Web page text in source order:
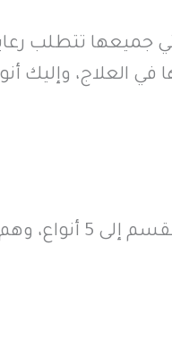
جميعها تتطلب
العلاج، وإليك
وهم: